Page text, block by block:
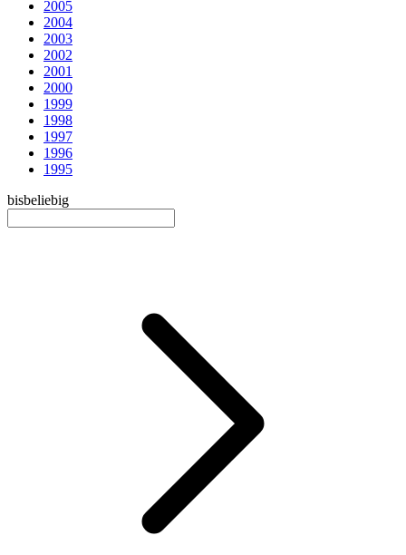
2005
2004
2003
2002
2001
2000
1999
1998
1997
1996
1995
bisbeliebig